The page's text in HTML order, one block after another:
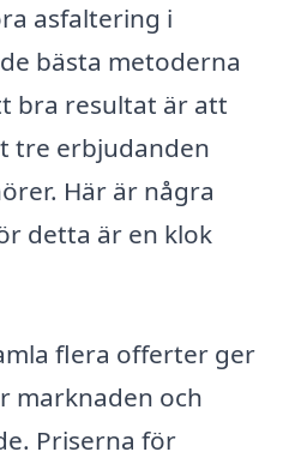
asfaltering i
bästa metoderna
bra resultat är att
tre erbjudanden
Här är några
detta är en klok
flera offerter ger
marknaden och
Priserna för